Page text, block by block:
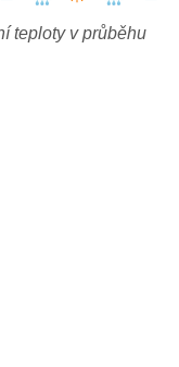
teploty v průběhu